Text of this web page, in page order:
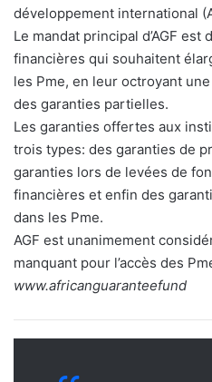
développement international
Le mandat principal d’AGF
financières qui souhaitent
les Pme, en leur octroyant
des garanties partielles.
Les garanties offertes aux
trois types: des garanties de
garanties lors de levées de
financières et enfin des
dans les Pme.
AGF est unanimement
manquant pour l’accès des
www.africanguaranteefund